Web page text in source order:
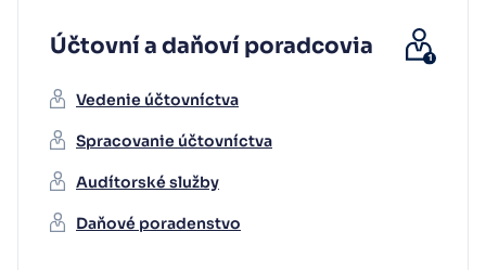
Účtovní a daňoví poradcovia
Vedenie účtovníctva
Spracovanie účtovníctva
Audítorské služby
Daňové poradenstvo